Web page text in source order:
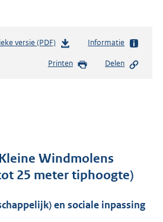
versie (PDF)b
s
r
o
t
Informatie
Printen Delen
Windmolens
25 meter tiphoogte)
en sociale inpassing